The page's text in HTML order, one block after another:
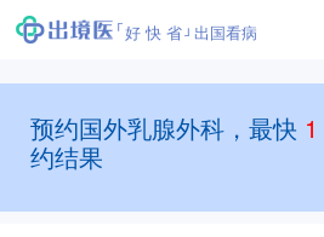
好 快 省 出国看病
预约国外乳腺外科，最快 1
约结果